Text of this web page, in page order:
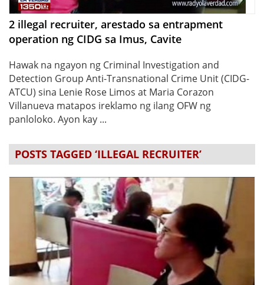
2 illegal recruiter, arestado sa entrapment
operation ng CIDG sa Imus, Cavite
Hawak na ngayon ng Criminal Investigation and
Detection Group Anti-Transnational Crime Unit (CIDG-
ATCU) sina Lenie Rose Limos at Maria Corazon
Villanueva matapos ireklamo ng ilang OFW ng
panloloko. Ayon kay ...
POSTS TAGGED ‘ILLEGAL RECRUITER’